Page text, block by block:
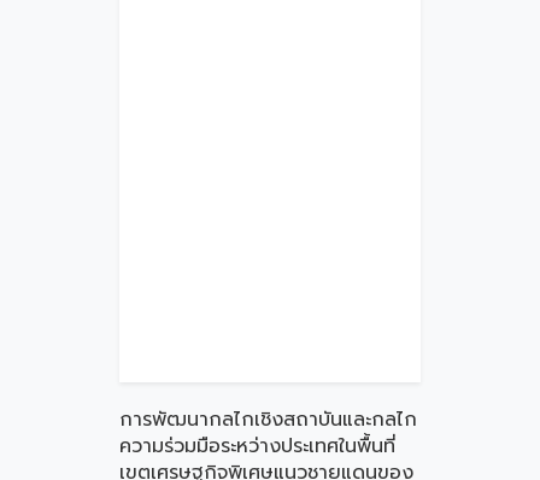
การพัฒนากลไกเชิงสถาบันและกลไก
ความร่วมมือระหว่างประเทศในพื้นที่
เขตเศรษฐกิจพิเศษแนวชายแดนของ